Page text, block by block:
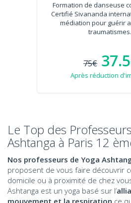
Formation de danseuse
Certifié Sivananda
médiation pour guérir
75€
Après réduction
Le Top des
Ashtanga à Paris 12
Nos professeurs de Yoga
proposent de vous faire découvrir
domicile ou à proximité de chez
Ashtanga est un yoga basé sur l’
mouvement et la respiration ce